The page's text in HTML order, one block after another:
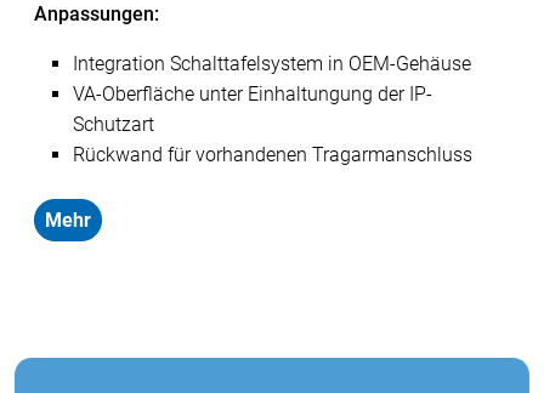
Anpassungen:
Integration Schalttafelsystem in OEM-Gehäuse
VA-Oberfläche unter Einhaltungung der IP-
Schutzart
Rückwand für vorhandenen Tragarmanschluss
Mehr